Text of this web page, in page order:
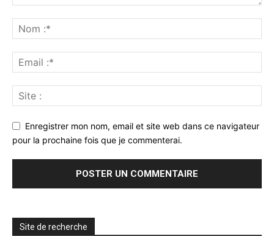
Enregistrer mon nom, email et site web dans ce navigateur
pour la prochaine fois que je commenterai.
Site de recherche